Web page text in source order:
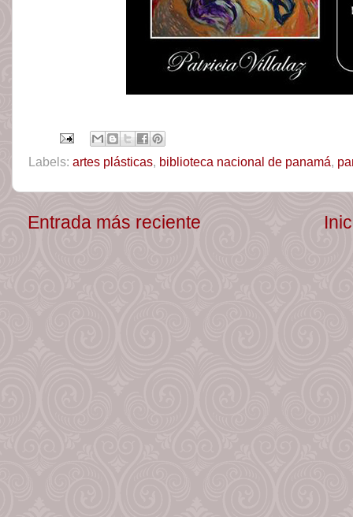
Labels: artes plásticas, biblioteca nacional de panamá,
Entrada más reciente